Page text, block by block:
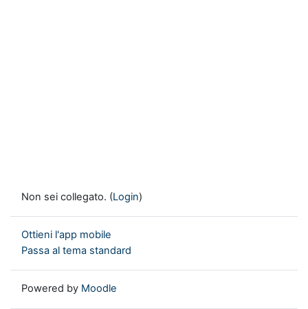
Non sei collegato. (Login)
Ottieni l'app mobile
Passa al tema standard
Powered by Moodle